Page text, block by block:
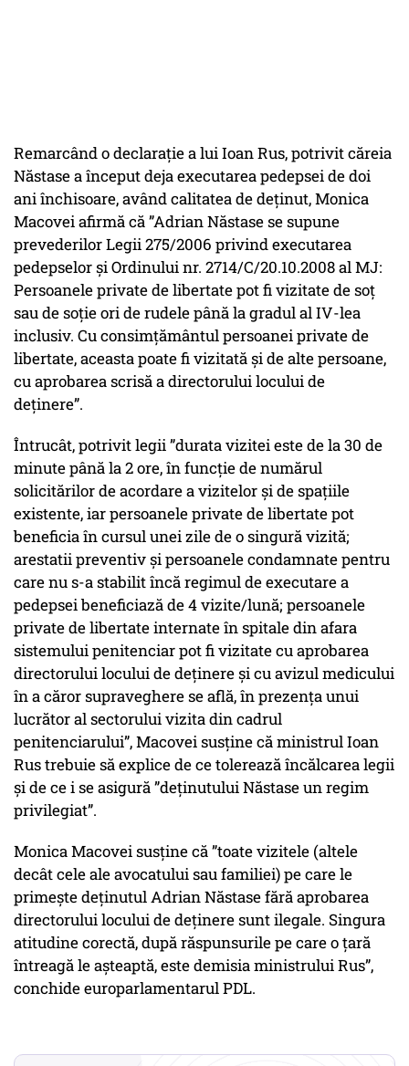
Remarcând o declarație a lui Ioan Rus, potrivit căreia
Năstase a început deja executarea pedepsei de doi
ani închisoare, având calitatea de deținut, Monica
Macovei afirmă că ”Adrian Năstase se supune
prevederilor Legii 275/2006 privind executarea
pedepselor și Ordinului nr. 2714/C/20.10.2008 al MJ:
Persoanele private de libertate pot fi vizitate de soț
sau de soție ori de rudele până la gradul al IV-lea
inclusiv. Cu consimțământul persoanei private de
libertate, aceasta poate fi vizitată și de alte persoane,
cu aprobarea scrisă a directorului locului de
deținere”.
Întrucât, potrivit legii ”durata vizitei este de la 30 de
minute până la 2 ore, în funcție de numărul
solicitărilor de acordare a vizitelor și de spațiile
existente, iar persoanele private de libertate pot
beneficia în cursul unei zile de o singură vizită;
arestatii preventiv și persoanele condamnate pentru
care nu s-a stabilit încă regimul de executare a
pedepsei beneficiază de 4 vizite/lună; persoanele
private de libertate internate în spitale din afara
sistemului penitenciar pot fi vizitate cu aprobarea
directorului locului de deținere și cu avizul medicului
în a căror supraveghere se află, în prezența unui
lucrător al sectorului vizita din cadrul
penitenciarului”, Macovei susține că ministrul Ioan
Rus trebuie să explice de ce tolerează încălcarea legii
și de ce i se asigură ”deținutului Năstase un regim
privilegiat”.
Monica Macovei susține că ”toate vizitele (altele
decât cele ale avocatului sau familiei) pe care le
primește deținutul Adrian Năstase fără aprobarea
directorului locului de deținere sunt ilegale. Singura
atitudine corectă, după răspunsurile pe care o țară
întreagă le așteaptă, este demisia ministrului Rus”,
conchide europarlamentarul PDL.